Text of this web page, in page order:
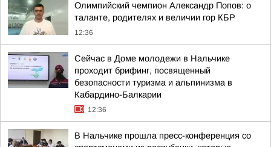
Олимпийский чемпион Александр Попов: о
таланте, родителях и величии гор КБР
12:36
Сейчас в Доме молодежи в Нальчике
проходит брифинг, посвященный
безопасности туризма и альпинизма в
Кабардино-Балкарии
12:36
В Нальчике прошла пресс-конференция со